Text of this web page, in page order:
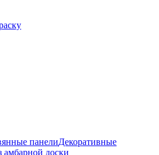
панелиДекоративные
доски